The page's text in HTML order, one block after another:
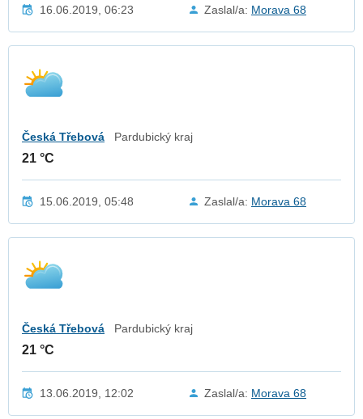
16.06.2019, 06:23 Zaslal/a: Morava 68
Česká Třebová Pardubický kraj
21 °C
15.06.2019, 05:48 Zaslal/a: Morava 68
Česká Třebová Pardubický kraj
21 °C
13.06.2019, 12:02 Zaslal/a: Morava 68